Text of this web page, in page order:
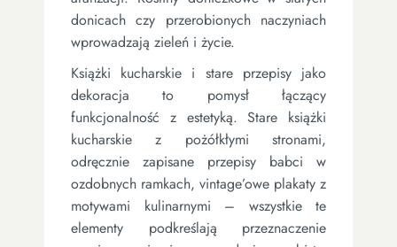
donicach czy przerobionych naczyniach
wprowadzają zieleń i życie.
Książki kucharskie i stare przepisy jako
dekoracja to pomysł łączący
funkcjonalność z estetyką. Stare książki
kucharskie z pożółkłymi stronami,
odręcznie zapisane przepisy babci w
ozdobnych ramkach, vintage’owe plakaty z
motywami kulinarnymi – wszystkie te
elementy podkreślają przeznaczenie